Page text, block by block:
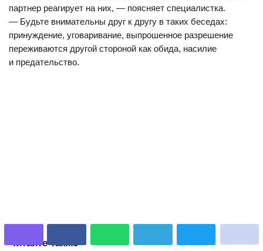
партнер реагирует на них, — поясняет специалистка.
— Будьте внимательны друг к другу в таких беседах:
принуждение, уговаривание, выпрошенное разрешение
переживаются другой стороной как обида, насилие
и предательство.
Читайте также